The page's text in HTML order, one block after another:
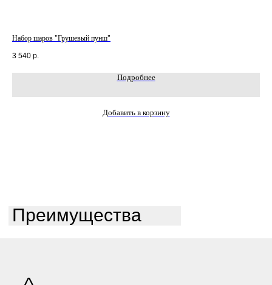
Набор шаров "Грушевый пунш"
3 540 р.
Подробнее
Добавить в корзину
Преимущества